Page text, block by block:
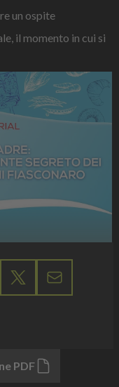
un ospite
il momento in cui si
PDF